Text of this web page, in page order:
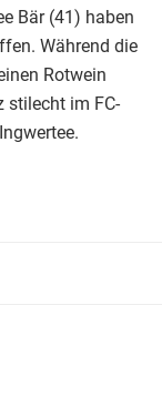
Bär (41) haben
Während die
Rotwein
stilecht im FC-